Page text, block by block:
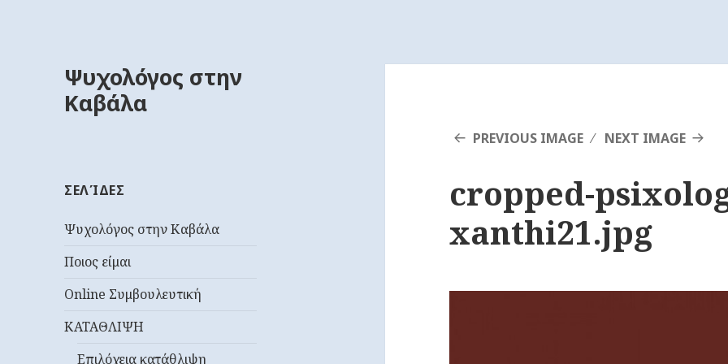
Ψυχολόγος στην
Καβάλα
ΣΕΛΊΔΕΣ
Ψυχολόγος στην Καβάλα
Ποιος είμαι
Online Συμβουλευτική
ΚΑΤΑΘΛΙΨΗ
Επιλόχεια κατάθλιψη
PREVIOUS IMAGE NEXT IMAGE
cropped-
xanthi21.jpg